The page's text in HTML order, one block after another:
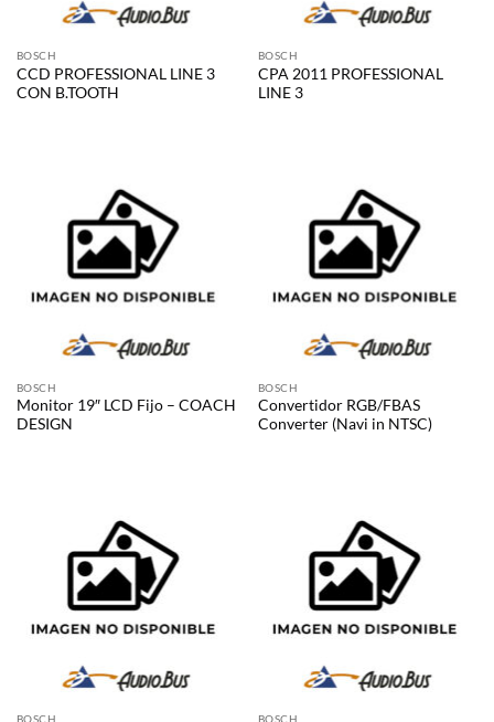
BOSCH
CCD PROFESSIONAL LINE 3
CON B.TOOTH
BOSCH
CPA 2011 PROFESSIONAL
LINE 3
BOSCH
Monitor 19″ LCD Fijo – COACH
DESIGN
BOSCH
Convertidor RGB/FBAS
Converter (Navi in NTSC)
BOSCH BOSCH